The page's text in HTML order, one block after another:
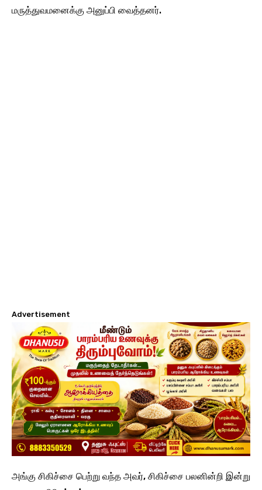
மருத்துவமனைக்கு அனுப்பி வைத்தனர்.
Advertisement
அங்கு சிகிச்சை பெற்று வந்த அவர், சிகிச்சை பலனின்றி இன்று